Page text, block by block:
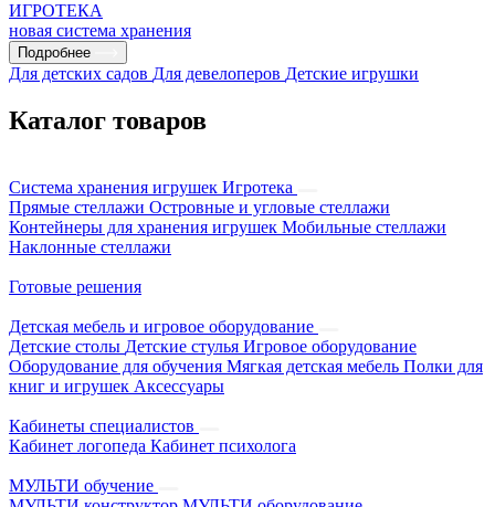
ИГРОТЕКА
новая система хранения
Подробнее
Для детских садов Для девелоперов Детские игрушки
Каталог товаров
Система хранения игрушек Игротека
Прямые стеллажи Островные и угловые стеллажи
Контейнеры для хранения игрушек Мобильные стеллажи
Наклонные стеллажи
Готовые решения
Детская мебель и игровое оборудование
Детские столы Детские стулья Игровое оборудование
Оборудование для обучения Мягкая детская мебель Полки для
книг и игрушек Аксессуары
Кабинеты специалистов
Кабинет логопеда Кабинет психолога
МУЛЬТИ обучение